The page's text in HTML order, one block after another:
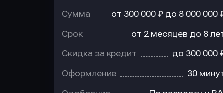
Сумма от 300 000 ₽ до 8 000 000
Срок от 2 месяцев до 8
Скидка за кредит до 300 000
Оформление 30